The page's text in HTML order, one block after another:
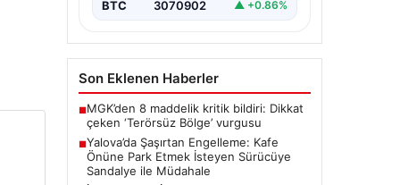
BTC 3070902 ▲ +0.86%
Son Eklenen Haberler
■MGK’den 8 maddelik kritik bildiri: Dikkat
çeken ‘Terörsüz Bölge’ vurgusu
■Yalova’da Şaşırtan Engelleme: Kafe
Önüne Park Etmek İsteyen Sürücüye
Sandalye ile Müdahale